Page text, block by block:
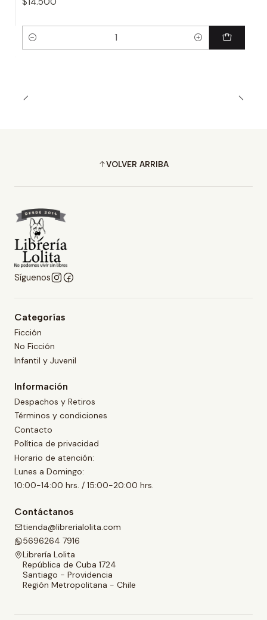
Cantidad
VOLVER ARRIBA
Síguenos
Categorías
Ficción
No Ficción
Infantil y Juvenil
Información
Despachos y Retiros
Términos y condiciones
Contacto
Política de privacidad
Horario de atención:
Lunes a Domingo:
10:00-14:00 hrs. / 15:00-20:00 hrs.
Contáctanos
tienda@librerialolita.com
5696264 7916
Librería Lolita
República de Cuba 1724
Santiago - Providencia
Región Metropolitana - Chile